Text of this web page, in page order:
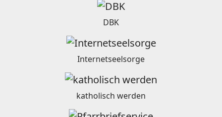
DBK
Internetseelsorge
katholisch werden